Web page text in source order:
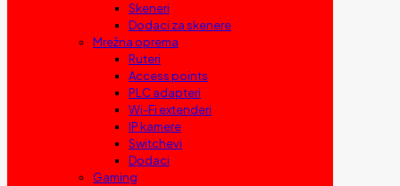
Skeneri
Dodaci za skenere
Mrežna oprema
Ruteri
Access points
PLC adapteri
Wi-Fi extenderi
IP kamere
Switchevi
Dodaci
Gaming